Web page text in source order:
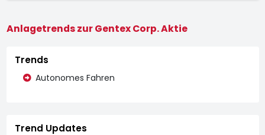
Anlagetrends zur Gentex Corp. Aktie
Trends
Autonomes Fahren
Trend Updates